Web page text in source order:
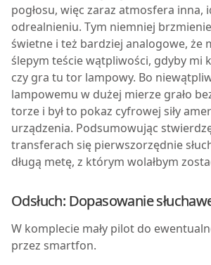
pogłosu, więc zaraz atmosfera inna,
odrealnieniu. Tym niemniej
świetne i też bardziej analogowe, że
ślepym teście wątpliwości, gdyby mi
czy gra tu tor lampowy. Bo
lampowemu w dużej mierze grało
torze i był to pokaz cyfrowej siły
urządzenia. Podsumowując
transferach się pierwszorzędnie
długą metę, z którym wolałbym
Odsłuch: Dopasowanie
W komplecie mały pilot do
przez smartfon.